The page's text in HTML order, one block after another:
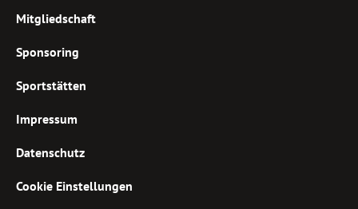
Mitgliedschaft
Sponsoring
Sportstätten
Impressum
Datenschutz
Cookie Einstellungen